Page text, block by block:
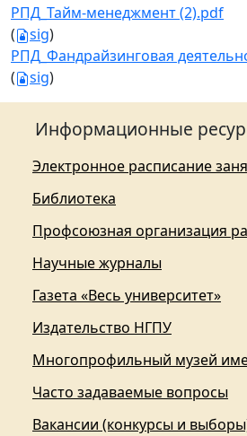
РПД_Тайм-менеджмент (2).pdf
(
sig)
РПД_Фандрайзинговая
(
sig)
Информационные
Электронное расписание
Библиотека
Профсоюзная организация
Научные журналы
Газета «Весь университет»
Издательство НГПУ
Многопрофильный музей
Часто задаваемые вопросы
Вакансии (конкурсы и